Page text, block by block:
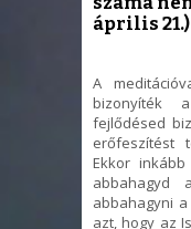
április 21.)
A
bizonyíték
fejlődésed
erőfeszítést
Ekkor
abbahagyd
abbahagyni
azt, hogy az